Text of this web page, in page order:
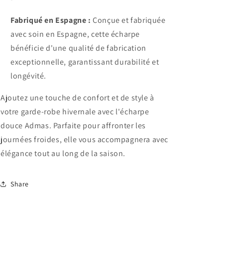
Fabriqué en Espagne : Conçue et fabriquée
avec soin en Espagne, cette écharpe
bénéficie d'une qualité de fabrication
exceptionnelle, garantissant durabilité et
longévité.
Ajoutez une touche de confort et de style à
votre garde-robe hivernale avec l'écharpe
douce Admas. Parfaite pour affronter les
journées froides, elle vous accompagnera avec
élégance tout au long de la saison.
Share